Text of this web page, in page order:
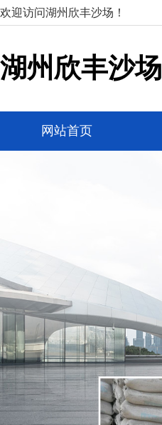
欢迎访问湖州欣丰沙场！
湖州欣丰沙场
网站首页